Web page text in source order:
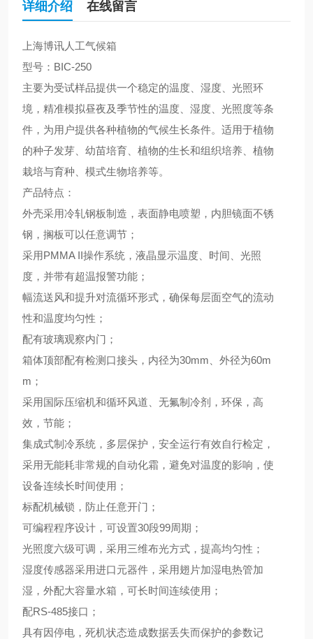
详细介绍 在线留言
上海博讯人工气候箱
型号： BIC-250
主要为受试样品提供一个稳定的温度、湿度、光照环
境，精准模拟昼夜及季节性的温度、湿度、光照度等条
件，为用户提供各种植物的气候生长条件。适用于植物
的种子发芽、幼苗培育、植物的生长和组织培养、植物
栽培与育种、模式生物培养等。
产品特点：
外壳采用冷轧钢板制造，表面静电喷塑，内胆镜面不锈
钢，搁板可以任意调节；
采用PMMA II操作系统，液晶显示温度、时间、光照
度，并带有超温报警功能；
幅流送风和提升对流循环形式，确保每层面空气的流动
性和温度均匀性；
配有玻璃观察内门；
箱体顶部配有检测口接头，内径为30mm、外径为60m
m；
采用国际压缩机和循环风道、无氟制冷剂，环保，高
效，节能；
集成式制冷系统，多层保护，安全运行有效自行检定，
采用无能耗非常规的自动化霜，避免对温度的影响，使
设备连续长时间使用；
标配机械锁，防止任意开门；
可编程程序设计，可设置30段99周期；
光照度六级可调，采用三维布光方式，提高均匀性；
湿度传感器采用进口元器件，采用翅片加湿电热管加
湿，外配大容量水箱，可长时间连续使用；
配RS-485接口；
具有因停电，死机状态造成数据丢失而保护的参数记